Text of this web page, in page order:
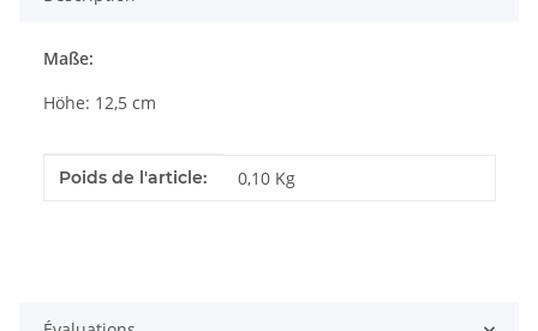
Maße:
Höhe: 12,5 cm
#productDetails.itemInformation#
#productDetails.itemValue#
Poids de l'article: 0,10 Kg